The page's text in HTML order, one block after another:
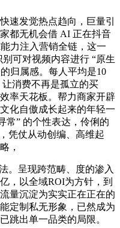
发觉热点趋向，巨量引
都无机会借 AI 正在抖音
力注入营销全链，这一
可对视频内容进行 “原生
归属感。每人平均是10
消费不再是孤立的买
率天花板。帮力商家开辟
化自傲成长起来的年轻一
常” 的个性表达，伶俐的
凭仗从动创编、高维起
，
呈现跨范畴、度的渗入
，以全域ROI为方针，到
量沉淀为实实正在正在的
定制私无形象，已然成为
跳出单一品类的局限。